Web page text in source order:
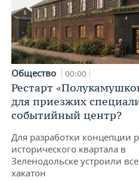
Общество 00:00
Рестарт
для приезжих
событийный центр?
Для разработки концепции
исторического квартала в
Зеленодольске устроили
хакатон